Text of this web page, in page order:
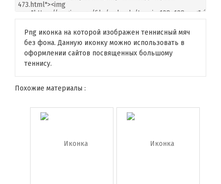
Png иконка на которой изображен теннисный мяч
без фона. Данную иконку можно использовать в
оформлении сайтов посвященных большому
теннису.
Похожие материалы :